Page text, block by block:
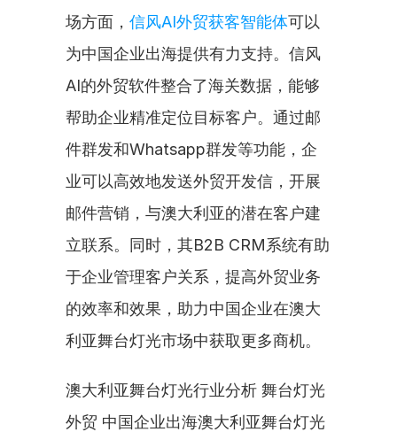
场方面， 信风AI外贸获客智能体可以
为中国企业出海提供有力支持。信风
AI的外贸软件整合了海关数据，能够
帮助企业精准定位目标客户。通过邮
件群发和Whatsapp群发等功能，企
业可以高效地发送外贸开发信，开展
邮件营销，与澳大利亚的潜在客户建
立联系。同时，其B2B CRM系统有助
于企业管理客户关系，提高外贸业务
的效率和效果，助力中国企业在澳大
利亚舞台灯光市场中获取更多商机。
澳大利亚舞台灯光行业分析 舞台灯光
外贸 中国企业出海澳大利亚舞台灯光